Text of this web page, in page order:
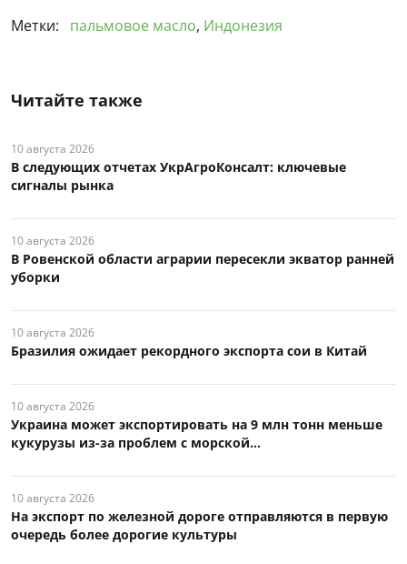
Метки:
пальмовое масло, Индонезия
Читайте также
10 августа 2026
В следующих отчетах УкрАгроКонсалт: ключевые
сигналы рынка
10 августа 2026
В Ровенской области аграрии пересекли экватор ранней
уборки
10 августа 2026
Бразилия ожидает рекордного экспорта сои в Китай
10 августа 2026
Украина может экспортировать на 9 млн тонн меньше
кукурузы из-за проблем с морской...
10 августа 2026
На экспорт по железной дороге отправляются в первую
очередь более дорогие культуры